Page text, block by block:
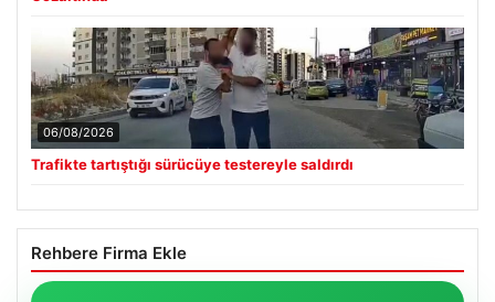
06/08/2026
Trafikte tartıştığı sürücüye testereyle saldırdı
Rehbere Firma Ekle